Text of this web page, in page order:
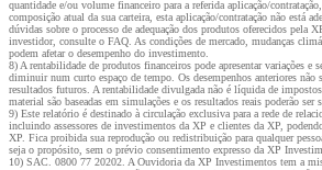
quantidade e/ou volume financeiro para a referida aplicação/
composição atual da sua carteira, esta aplicação/contratação não está
dúvidas sobre o processo de adequação dos produtos oferecidos pela
investidor, consulte o FAQ. As condições de mercado, mudanças
podem afetar o desempenho do investimento.
8) A rentabilidade de produtos financeiros pode apresentar variações e
diminuir num curto espaço de tempo. Os desempenhos anteriores não
resultados futuros. A rentabilidade divulgada não é líquida de
material são baseadas em simulações e os resultados reais poderão ser
9) Este relatório é destinado à circulação exclusiva para a rede de
incluindo assessores de investimentos da XP e clientes da XP,
XP. Fica proibida sua reprodução ou redistribuição para qualquer
seja o propósito, sem o prévio consentimento expresso da XP
10) SAC. 0800 77 20202. A Ouvidoria da XP Investimentos tem a